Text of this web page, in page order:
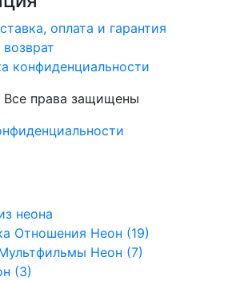
оплата и гарантия
конфиденциальности
Все права защищены
неона
Отношения Неон (19)
Неон (7)
(3)